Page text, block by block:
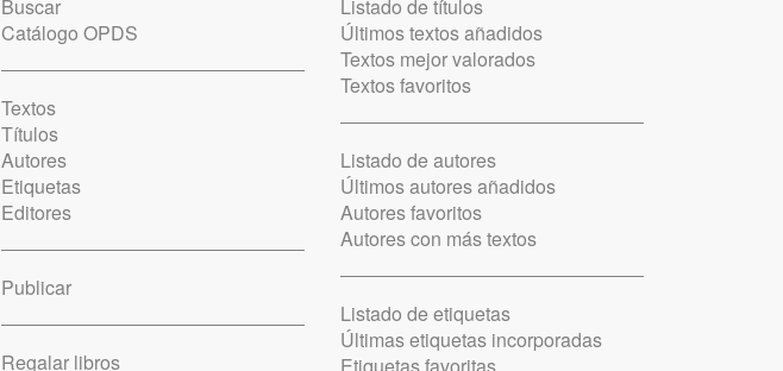
Buscar
Catálogo OPDS
Textos
Títulos
Autores
Etiquetas
Editores
Publicar
Regalar libros
Listado de títulos
Últimos textos añadidos
Textos mejor valorados
Textos favoritos
Listado de autores
Últimos autores añadidos
Autores favoritos
Autores con más textos
Listado de etiquetas
Últimas etiquetas incorporadas